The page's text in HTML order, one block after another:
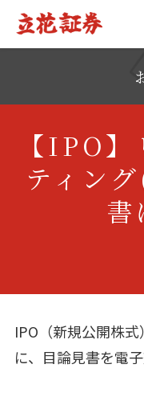
【IPO
ティン
書
IPO（新規公開株
に、目論見書を電